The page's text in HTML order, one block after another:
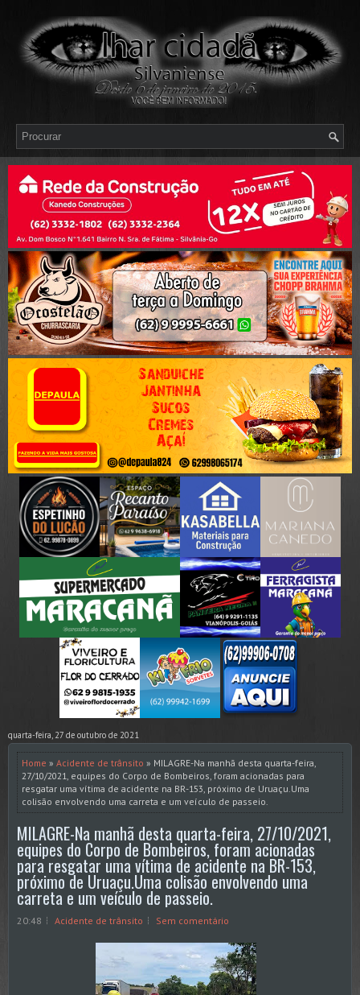
quarta-feira, 27 de outubro de 2021
Home » Acidente de trânsito » MILAGRE-Na manhã desta quarta-feira,
27/10/2021, equipes do Corpo de Bombeiros, foram acionadas para
resgatar uma vítima de acidente na BR-153, próximo de Uruaçu.Uma
colisão envolvendo uma carreta e um veículo de passeio.
MILAGRE-Na manhã desta quarta-feira, 27/10/2021,
equipes do Corpo de Bombeiros, foram acionadas
para resgatar uma vítima de acidente na BR-153,
próximo de Uruaçu.Uma colisão envolvendo uma
carreta e um veículo de passeio.
20:48 Acidente de trânsito Sem comentário